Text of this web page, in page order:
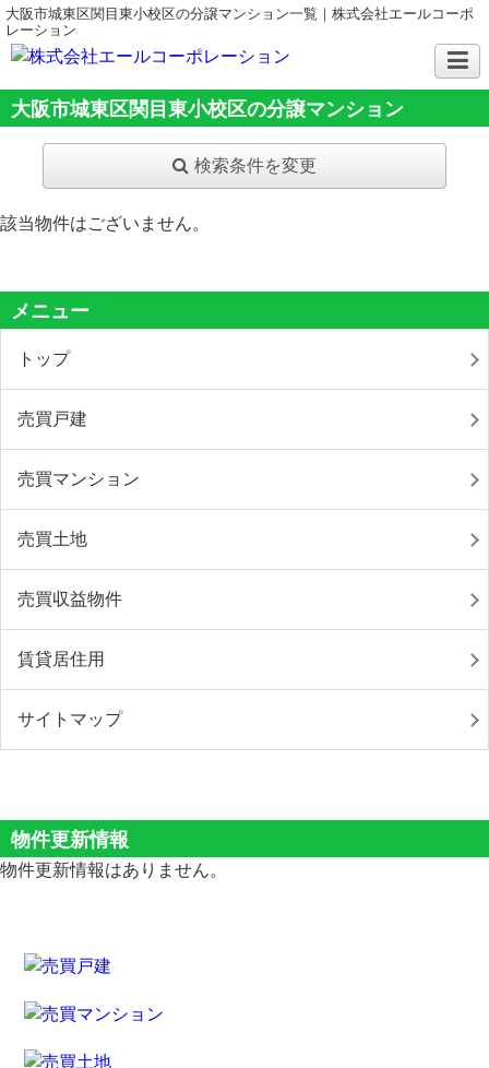
大阪市城東区関目東小校区の分譲マンション一覧｜株式会社エールコーポ
レーション
大阪市城東区関目東小校区の分譲マンション
検索条件を変更
該当物件はございません。
メニュー
トップ
売買戸建
売買マンション
売買土地
売買収益物件
賃貸居住用
サイトマップ
物件更新情報
物件更新情報はありません。